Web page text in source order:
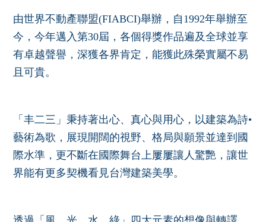
由世界不動產聯盟(FIABCI)舉辦，自1992年舉辦至
今，今年邁入第30屆，各個得獎作品遍及全球並享
有卓越聲譽，深獲各界肯定，能獲此殊榮實屬不易
且可貴。
「丰二三」秉持著出心、真心與用心，以建築為詩•
藝術為歌，展現開闊的視野、格局與願景並達到國
際水準，更不斷在國際舞台上屢屢讓人驚艷，讓世
界能有更多契機看見台灣建築美學。